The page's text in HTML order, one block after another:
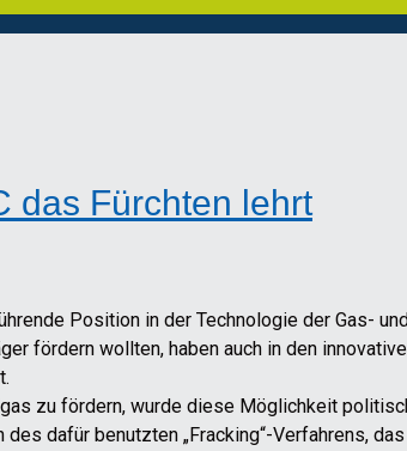
das Fürchten lehrt
Position in der Technologie der Gas-
fördern wollten, haben auch in den
zu fördern, wurde diese Möglichkeit
dafür benutzten „Fracking“-Verfahrens,